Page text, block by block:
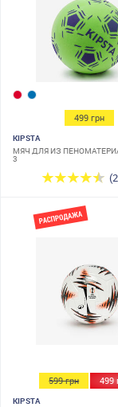
499 грн
KIPSTA
МЯЧ ДЛЯ ИЗ
3
599 грн 499
KIPSTA